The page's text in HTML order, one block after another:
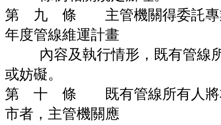
第 九 條 主管機關得委託專
年度管線維運計畫
內容及執行情形，既有管線所
或妨礙。
第 十 條 既有管線所有人將
市者，主管機關應